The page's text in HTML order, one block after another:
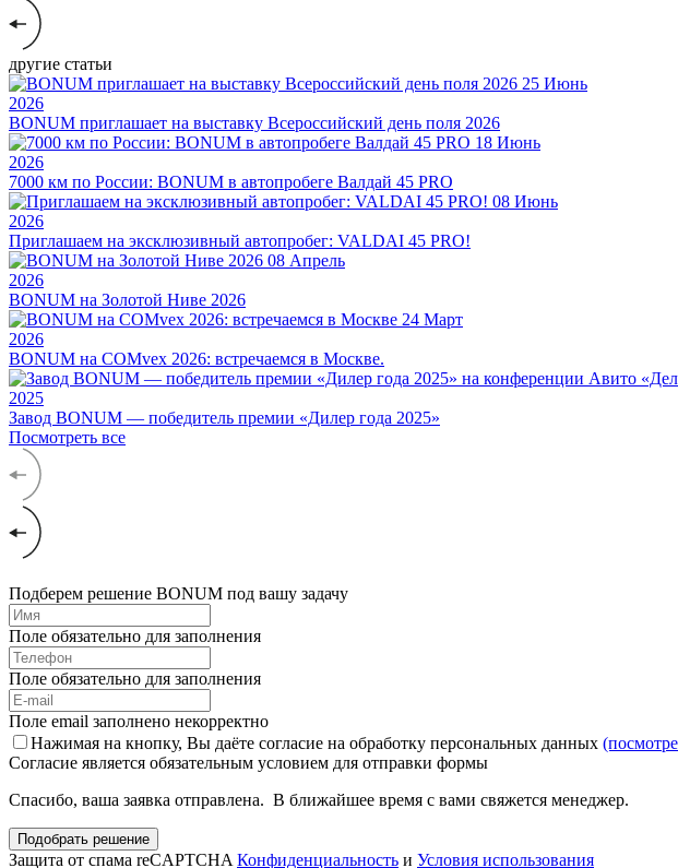
другие статьи
25 Июнь
2026
BONUM приглашает на выставку Всероссийский день поля 2026
18 Июнь
2026
7000 км по России: BONUM в автопробеге Валдай 45 PRO
08 Июнь
2026
Приглашаем на эксклюзивный автопробег: VALDAI 45 PRO!
08 Апрель
2026
BONUM на Золотой Ниве 2026
24 Март
2026
BONUM на COMvex 2026: встречаемся в Москве.
2025
Завод BONUM — победитель премии «Дилер года 2025»
Посмотреть все
Подберем решение BONUM под вашу задачу
Поле обязательно для заполнения
Поле обязательно для заполнения
Поле email заполнено некорректно
Нажимая на кнопку, Вы даёте согласие на обработку персональных данных
Согласие является обязательным условием для отправки формы
Спасибо, ваша заявка отправлена. В ближайшее время с вами свяжется менеджер.
Подобрать решение
Защита от спама reCAPTCHA Конфиденциальность и Условия использования